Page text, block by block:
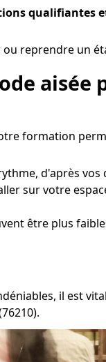
qualifiantes
reprendre un
formation
d'après vos
sur votre
être plus
il est